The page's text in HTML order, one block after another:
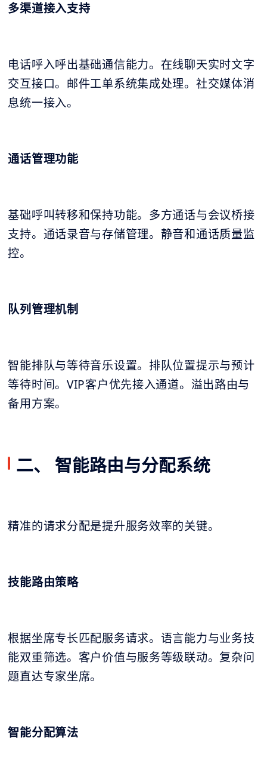
多渠道接入支持
电话呼入呼出基础通信能力。在线聊天实时文字
交互接口。邮件工单系统集成处理。社交媒体消
息统一接入。
通话管理功能
基础呼叫转移和保持功能。多方通话与会议桥接
支持。通话录音与存储管理。静音和通话质量监
控。
队列管理机制
智能排队与等待音乐设置。排队位置提示与预计
等待时间。VIP客户优先接入通道。溢出路由与
备用方案。
二、 智能路由与分配系统
精准的请求分配是提升服务效率的关键。
技能路由策略
根据坐席专长匹配服务请求。语言能力与业务技
能双重筛选。客户价值与服务等级联动。复杂问
题直达专家坐席。
智能分配算法